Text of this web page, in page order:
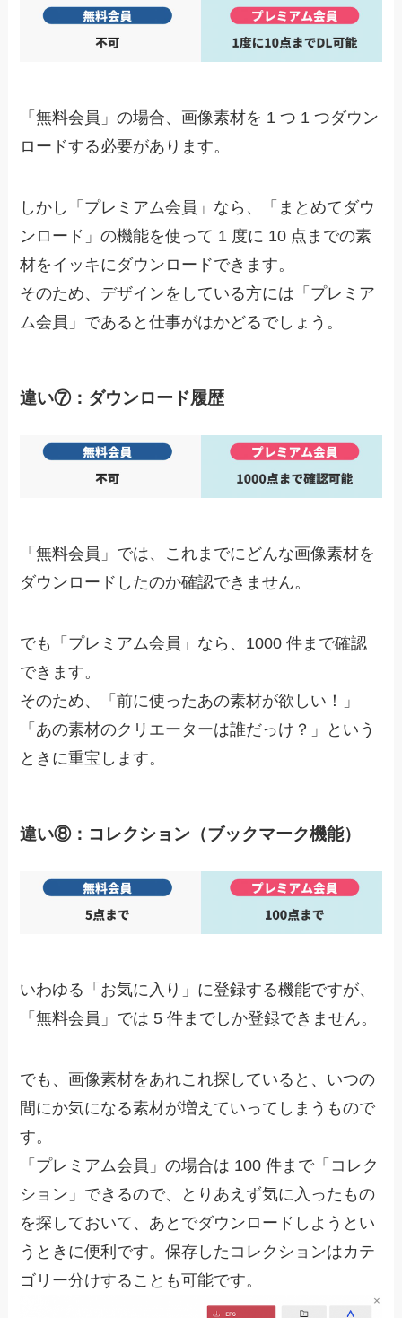
「無料会員」の場合、画像素材を 1 つ 1 つダウン
ロードする必要があります。
しかし
「プレミアム会員」なら、「まとめてダウ
ンロード」の機能を使って 1 度に 10 点までの素
材をイッキにダウンロードできます。
そのため、デザインをしている方には「プレミア
ム会員」であると仕事がはかどるでしょう。
違い⑦：ダウンロード履歴
「無料会員」では、これまでにどんな画像素材を
ダウンロードしたのか確認できません。
でも
「プレミアム会員」なら、1000 件まで確認
できます。
そのため、「前に使ったあの素材が欲しい！」
「あの素材のクリエーターは誰だっけ？」という
ときに重宝します。
違い⑧：コレクション（ブックマーク機能）
いわゆる「お気に入り」に登録する機能ですが、
「無料会員」では 5 件までしか登録できません。
でも、画像素材をあれこれ探していると、いつの
間にか気になる素材が増えていってしまうもので
す。
「プレミアム会員」の場合は 100 件まで「コレク
ション」できるので、とりあえず気に入ったもの
を探しておいて、あとでダウンロードしようとい
うときに便利です。保存したコレクションはカテ
ゴリー分けすることも可能です。